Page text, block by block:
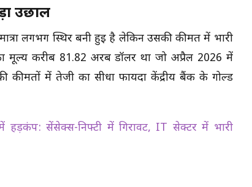
उछाल
लगभग स्थिर बनी हुई है लेकिन उसकी कीमत में भारी
मूल्य करीब 81.82 अरब डॉलर था जो अप्रैल 2026 में
कीमतों में तेजी का सीधा फायदा केंद्रीय बैंक के गोल्ड
सेंसेक्स-निफ्टी में गिरावट, IT सेक्टर में भारी